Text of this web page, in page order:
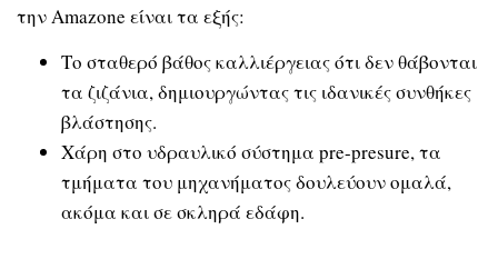
την Amazone είναι τα εξής:
Το σταθερό βάθος καλλιέργειας ότι δεν θάβονται
τα ζιζάνια, δημιουργώντας τις ιδανικές συνθήκες
βλάστησης.
Χάρη στο υδραυλικό σύστημα pre-presure, τα
τμήματα του μηχανήματος δουλεύουν ομαλά,
ακόμα και σε σκληρά εδάφη.